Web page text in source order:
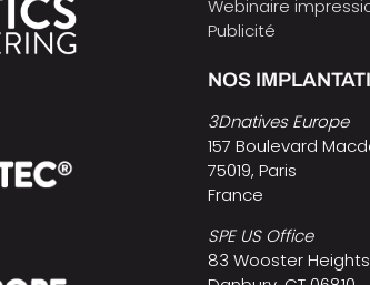
Webinaire
Publicité
NOS
3Dnatives Europe
157 Boulevard
75019, Paris
France
SPE US Office
83 Wooster